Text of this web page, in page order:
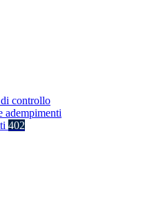
controllo
adempimenti
402